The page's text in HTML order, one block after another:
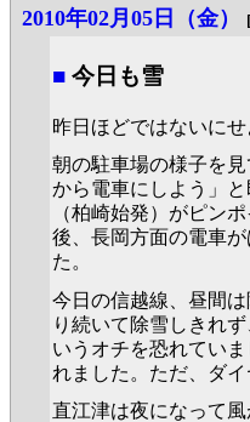
2010年02月05日（金） [
■ 今日も雪
昨日ほどではないにせ
朝の駐車場の様子を
から電車にしよう」
（柏崎始発）がピン
後、長岡方面の電車
た。
今日の信越線、昼間
り続いて除雪しきれ
いうオチを恐れてい
れました。ただ、ダイ
直江津は夜になって